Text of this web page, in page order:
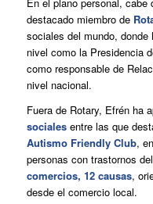
En el plano personal,
destacado miembro de
sociales del mundo,
nivel como la Presidencia
como responsable de
nivel nacional.
Fuera de Rotary, Efrén ha
socialesentre las que
Autismo Friendly Club,
personas con trastornos
comercios, 12 causas,
desde el comercio local.